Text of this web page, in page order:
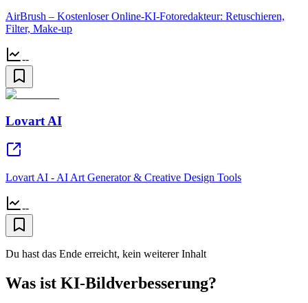
AirBrush – Kostenloser Online-KI-Fotoredakteur: Retuschieren,
Filter, Make-up
--
Lovart AI
Lovart AI - AI Art Generator & Creative Design Tools
--
Du hast das Ende erreicht, kein weiterer Inhalt
Was ist KI-Bildverbesserung?